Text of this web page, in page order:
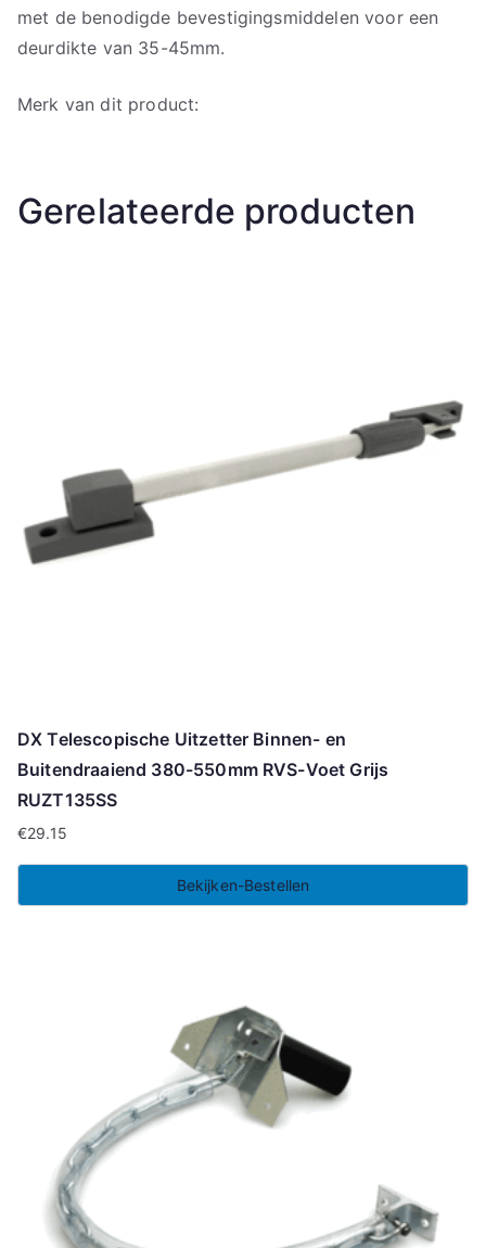
met de benodigde bevestigingsmiddelen voor een
deurdikte van 35-45mm.
Merk van dit product:
Gerelateerde producten
DX Telescopische Uitzetter Binnen- en
Buitendraaiend 380-550mm RVS-Voet Grijs
RUZT135SS
€29.15
Bekijken-Bestellen